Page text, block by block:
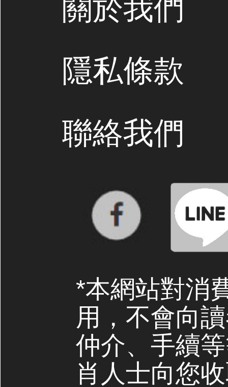
關於我們
隱私條款
聯絡我們
*本網站對消
用，不會向
仲介、手續
肖人士向您